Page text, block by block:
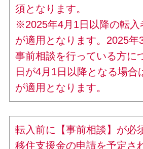
須となります。
※2025年4月1日以降の転入
が適用となります。2025年
事前相談を行っている方に
日が4月1日以降となる場合
が適用となります。
転入前に【事前相談】が必
移住支援金の申請を予定さ